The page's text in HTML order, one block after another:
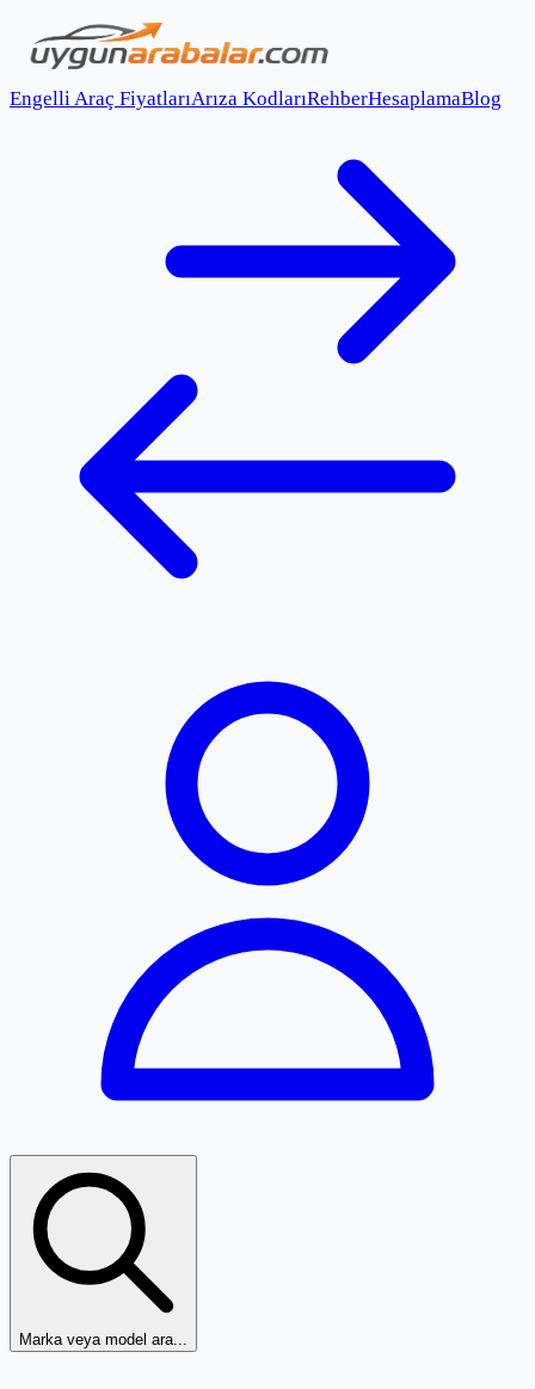
Engelli Araç FiyatlarıArıza KodlarıRehberHesaplamaBlog
Marka veya model ara...